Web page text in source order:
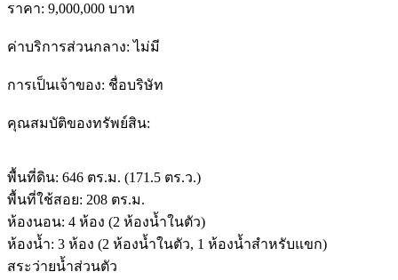
ราคา: 9,000,000 บาท
ค่าบริการส่วนกลาง: ไม่มี
การเป็นเจ้าของ: ชื่อบริษัท
คุณสมบัติของทรัพย์สิน:
พื้นที่ดิน: 646 ตร.ม. (171.5 ตร.ว.)
พื้นที่ใช้สอย: 208 ตร.ม.
ห้องนอน: 4 ห้อง (2 ห้องน้ำในตัว)
ห้องน้ำ: 3 ห้อง (2 ห้องน้ำในตัว, 1 ห้องน้ำสำหรับแขก)
สระว่ายน้ำส่วนตัว